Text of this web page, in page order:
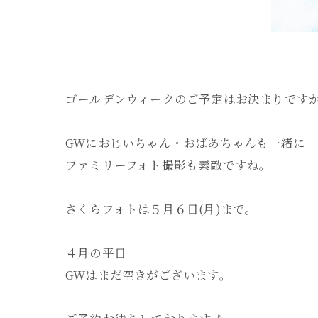
ゴールデンウィークのご予定はお決まりです
GWにおじいちゃん・おばあちゃんも一緒に
ファミリーフォト撮影も素敵ですね。
さくらフォトは５月６日(月)まで。
４月の平日
GWはまだ空きがございます。